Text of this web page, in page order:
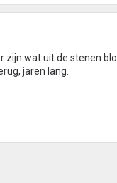
wat uit de stenen
jaren lang.